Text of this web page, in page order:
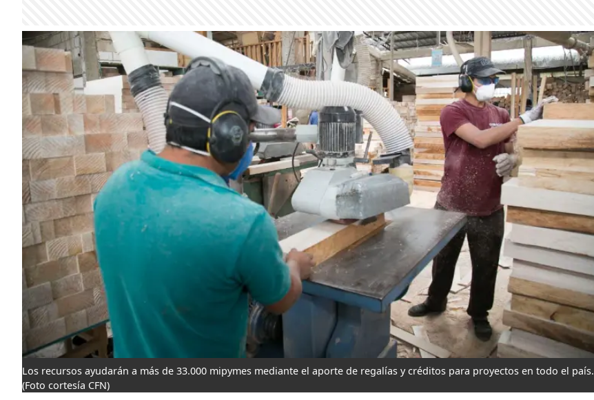
Los recursos ayudarán a más de 33.000 mipymes mediante el aporte de regalías y créditos para proyectos en todo el país.
(Foto cortesía CFN)